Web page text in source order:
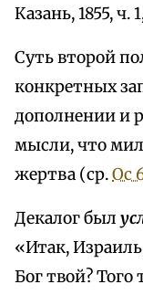
Казань, 1855, ч.
Суть второй
конкретных
дополнении и
мысли, что
жертва (ср.Ос
Декалог был
«Итак,
Бог твой?